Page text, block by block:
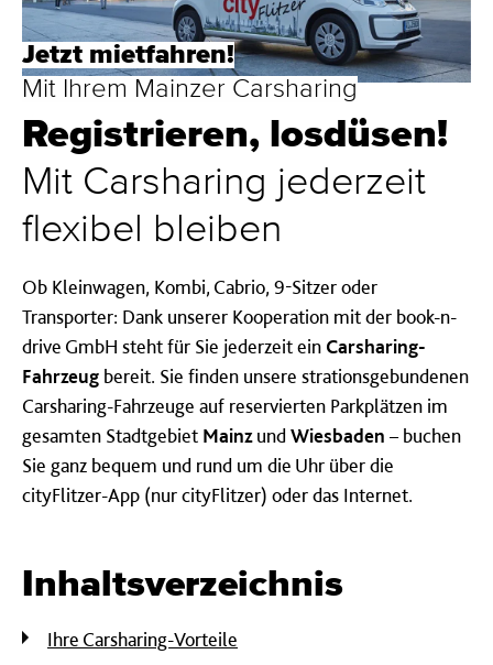
Jetzt mietfahren!
Mit Ihrem Mainzer Carsharing
Registrieren, losdüsen!
Mit Carsharing jederzeit
flexibel bleiben
Ob Kleinwagen, Kombi, Cabrio, 9-Sitzer oder
Transporter: Dank unserer Kooperation mit der book-n-
drive GmbH steht für Sie jederzeit ein Carsharing-
Fahrzeug bereit. Sie finden unsere strationsgebundenen
Carsharing-Fahrzeuge auf reservierten Parkplätzen im
gesamten Stadtgebiet MainzundWiesbaden – buchen
Sie ganz bequem und rund um die Uhr über die
cityFlitzer-App (nur cityFlitzer) oder das Internet.
Inhaltsverzeichnis
Ihre Carsharing-Vorteile